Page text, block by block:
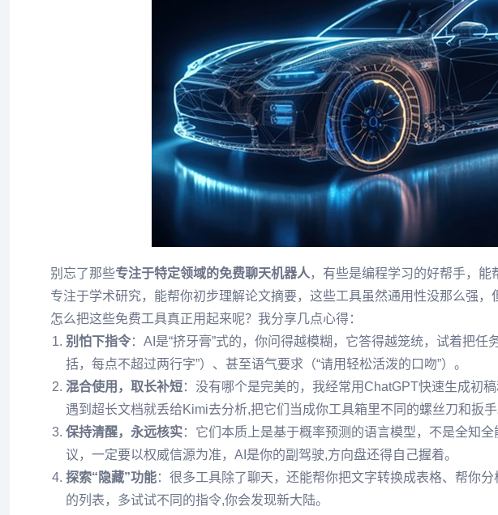
别忘了那些专注于特定领域的免费聊天机器人 ，有些是编程学习的好帮手，
专注于学术研究，能帮你初步理解论文摘要，这些工具虽然通用性没那么强，
怎么把这些免费工具真正用起来呢？我分享几点心得：
别怕下指令：AI是“挤牙膏”式的，你问得越模糊，它答得越笼统，试着把
括，每点不超过两行字”）、甚至语气要求（“请用轻松活泼的口吻”）。
混合使用，取长补短：没有哪个是完美的，我经常用ChatGPT快速生成初
遇到超长文档就丢给Kimi去分析,把它们当成你工具箱里不同的螺丝刀和扳手
保持清醒，永远核实：它们本质上是基于概率预测的语言模型，不是全知
议，一定要以权威信源为准，AI是你的副驾驶,方向盘还得自己握着。
探索“隐藏”功能：很多工具除了聊天，还能帮你把文字转换成表格、帮你
的列表，多试试不同的指令,你会发现新大陆。